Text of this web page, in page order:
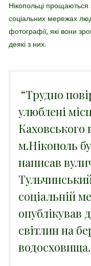
Нікопольці
соціальних мережах
фотографії, які вони
деякі з них.
“Трудно
улюблені
Каховського
м.Нікополь
написав
соціальній
опублікував
світлин на
водосховища.